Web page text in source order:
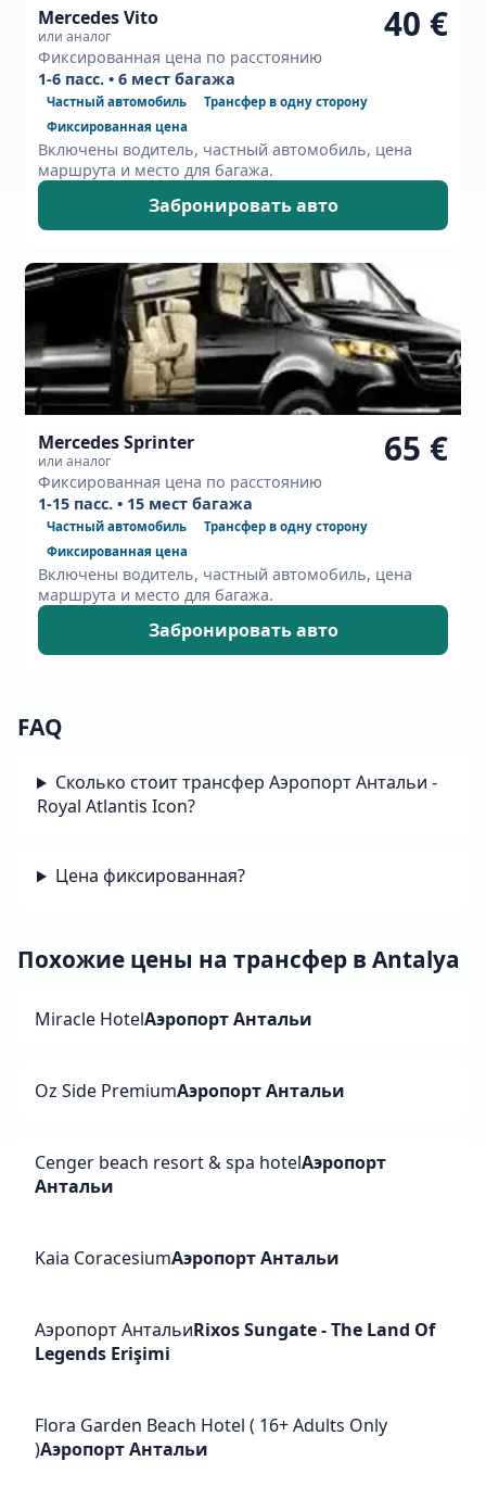
Mercedes Vito
или аналог
Фиксированная цена по расстоянию
40 €
1-6 пасс. • 6 мест багажа
Частный автомобиль
Трансфер в одну сторону
Фиксированная цена
Включены водитель, частный автомобиль, цена
маршрута и место для багажа.
Забронировать авто
Mercedes Sprinter
или аналог
Фиксированная цена по расстоянию
65 €
1-15 пасс. • 15 мест багажа
Частный автомобиль
Трансфер в одну сторону
Фиксированная цена
Включены водитель, частный автомобиль, цена
маршрута и место для багажа.
Забронировать авто
FAQ
Сколько стоит трансфер Аэропорт Антальи -
Royal Atlantis Icon?
Цена фиксированная?
Похожие цены на трансфер в Antalya
Miracle HotelАэропорт Антальи
Oz Side PremiumАэропорт Антальи
Cenger beach resort & spa hotelАэропорт
Антальи
Kaia CoracesiumАэропорт Антальи
Аэропорт АнтальиRixos Sungate - The Land Of
Legends Erişimi
Flora Garden Beach Hotel ( 16+ Adults Only
)Аэропорт Антальи